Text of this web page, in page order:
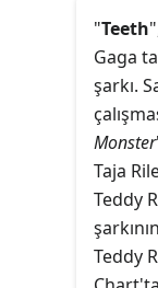
Video
Ödülü
olarak
sette
albümü
albümü
The
verdiği
Bart
"Teeth
Gaga
şarkı.
Monster
Taja
Teddy
Teddy